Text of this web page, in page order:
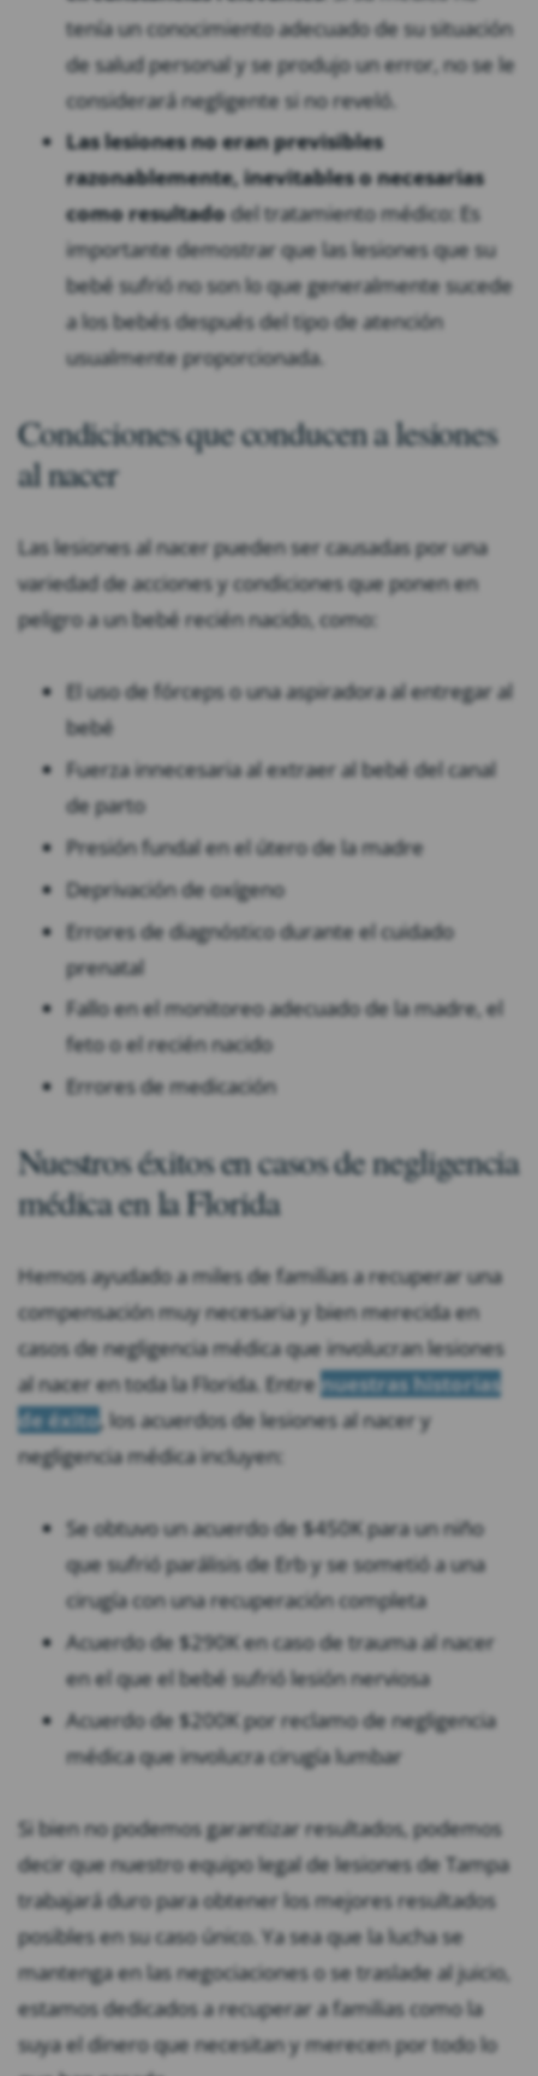
tenía un conocimiento adecuado de su situación
de salud personal y se produjo un error, no se le
considerará negligente si no reveló.
Las lesiones no eran previsibles
razonablemente, inevitables o necesarias
como resultadodel tratamiento médico: Es
importante demostrar que las lesiones que su
bebé sufrió no son lo que generalmente sucede
a los bebés después del tipo de atención
usualmente proporcionada.
Condiciones que conducen a lesiones
al nacer
Las lesiones al nacer pueden ser causadas por una
variedad de acciones y condiciones que ponen en
peligro a un bebé recién nacido, como:
El uso de fórceps o una aspiradora al entregar al
bebé
Fuerza innecesaria al extraer al bebé del canal
de parto
Presión fundal en el útero de la madre
Deprivación de oxígeno
Errores de diagnóstico durante el cuidado
prenatal
Fallo en el monitoreo adecuado de la madre, el
feto o el recién nacido
Errores de medicación
Nuestros éxitos en casos de negligencia
médica en la Florida
Hemos ayudado a miles de familias a recuperar una
compensación muy necesaria y bien merecida en
casos de negligencia médica que involucran lesiones
al nacer en toda la Florida. Entrenuestras historias
de éxito, los acuerdos de lesiones al nacer y
negligencia médica incluyen:
Se obtuvo un acuerdo de $450K para un niño
que sufrió parálisis de Erb y se sometió a una
cirugía con una recuperación completa
Acuerdo de $290K en caso de trauma al nacer
en el que el bebé sufrió lesión nerviosa
Acuerdo de $200K por reclamo de negligencia
médica que involucra cirugía lumbar
Si bien no podemos garantizar resultados, podemos
decir que nuestro equipo legal de lesiones de Tampa
trabajará duro para obtener los mejores resultados
posibles en su caso único. Ya sea que la lucha se
mantenga en las negociaciones o se traslade al juicio,
estamos dedicados a recuperar a familias como la
suya el dinero que necesitan y merecen por todo lo